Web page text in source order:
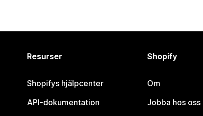
Resurser
Shopifys hjälpcenter
API-dokumentation
Shopify
Om
Jobba hos oss